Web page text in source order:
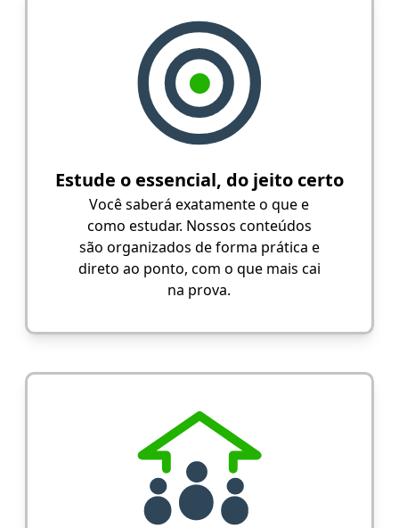
Estude o essencial, do jeito certo
Você saberá exatamente o que e
como estudar. Nossos conteúdos
são organizados de forma prática e
direto ao ponto, com o que mais cai
na prova.